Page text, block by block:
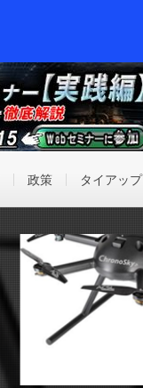
政策 タイアップ